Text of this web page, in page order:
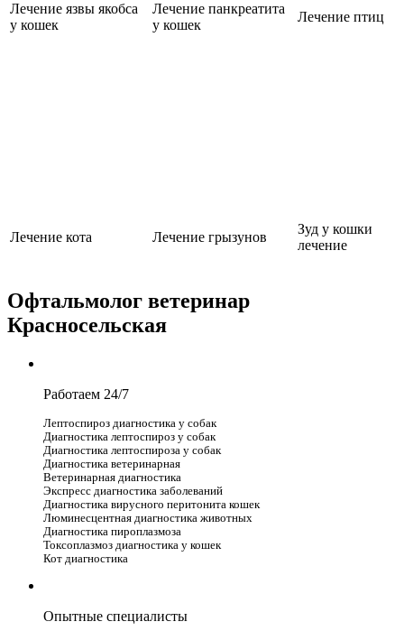
Лечение язвы якобса
у кошек
Лечение панкреатита
у кошек
Лечение птиц
Лечение кота Лечение грызунов
Зуд у кошки
лечение
Офтальмолог ветеринар
Красносельская
Работаем 24/7
Лептоспироз диагностика у собак
Диагностика лептоспироз у собак
Диагностика лептоспироза у собак
Диагностика ветеринарная
Ветеринарная диагностика
Экспресс диагностика заболеваний
Диагностика вирусного перитонита кошек
Люминесцентная диагностика животных
Диагностика пироплазмоза
Токсоплазмоз диагностика у кошек
Кот диагностика
Опытные специалисты